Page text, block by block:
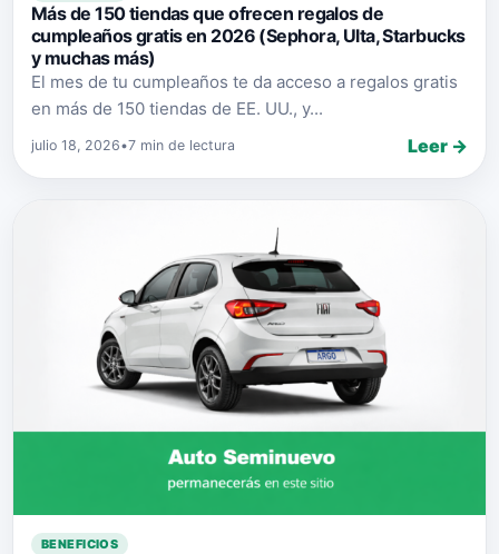
Más de 150 tiendas que ofrecen regalos de
cumpleaños gratis en 2026 (Sephora, Ulta, Starbucks
y muchas más)
El mes de tu cumpleaños te da acceso a regalos gratis
en más de 150 tiendas de EE. UU., y...
julio 18, 2026•7 min de lectura Leer →
BENEFICIOS